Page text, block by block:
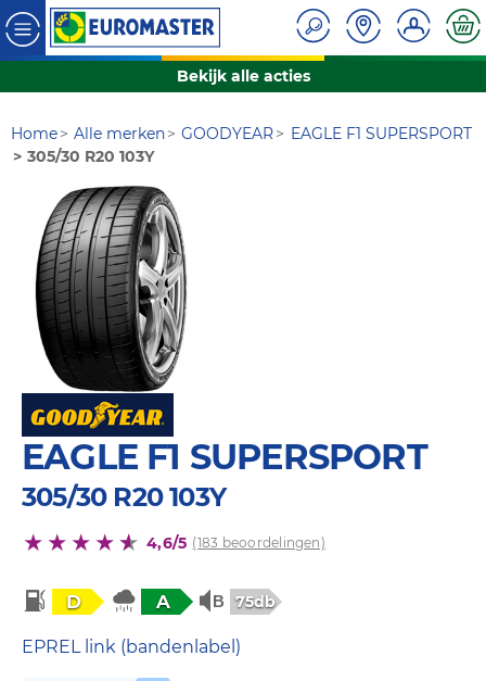
Bekijk alle acties
Home Alle merken GOODYEAR
EAGLE F1 SUPERSPORT
305/30 R20 103Y
EAGLE F1 SUPERSPORT
305/30 R20 103Y
4,6/5 (183 beoordelingen)
D A 75db
EPREL link (bandenlabel)